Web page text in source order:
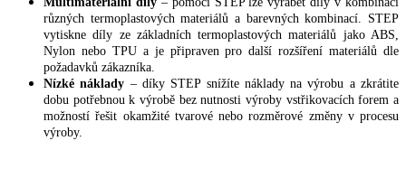
různých termoplastových materiálů a barevných kombinací. STEP
vytiskne díly ze základních termoplastových materiálů jako ABS,
Nylon nebo TPU a je připraven pro další rozšíření materiálů dle
požadavků zákazníka.
Nízké náklady – díky STEP snížíte náklady na výrobu a zkrátite
dobu potřebnou k výrobě bez nutnosti výroby vstřikovacích forem a
možností řešit okamžité tvarové nebo rozměrové změny v procesu
výroby.